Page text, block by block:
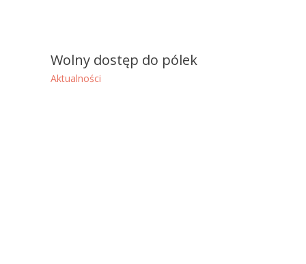
Wolny dostęp do pólek
Aktualności